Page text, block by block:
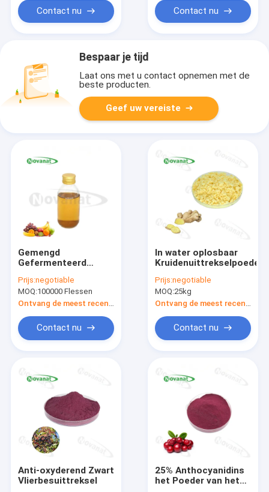
schoonContact nu Contact nu
Bespaar je tijd
Laat ons met u contact opnemen met de
beste producten.
Geef uw vereiste
Gemengd
Gefermenteerd
Postbiotica Poeder
Darmflora
Evenwicht/gefermenteerd
sap
Prijs:negotiable
MOQ:100000 Flessen
Contact nu
In water oplosbaar
Kruidenuittrekselpoeder
Prijs:negotiable
MOQ:25kg
Contact nu
Anti-oxyderend Zwart
Vlierbesuittreksel
25% Anthocyanidins
het Poeder van het